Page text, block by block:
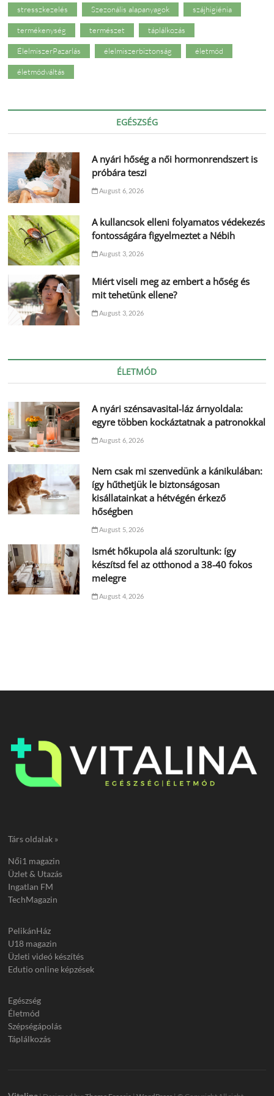
stresszkezelés Szezonális alapanyagok szájhigiénia
termékenység természet táplálkozás
ÉlelmiszerPazarlás élelmiszerbiztonság életmód
életmódváltás
EGÉSZSÉG
A nyári hőség a női hormonrendszert is
próbára teszi
August 6, 2026
A kullancsok elleni folyamatos védekezés
fontosságára figyelmeztet a Nébih
August 3, 2026
Miért viseli meg az embert a hőség és
mit tehetünk ellene?
August 3, 2026
ÉLETMÓD
A nyári szénsavasital-láz árnyoldala:
egyre többen kockáztatnak a patronokkal
August 6, 2026
Nem csak mi szenvedünk a kánikulában:
így hűthetjük le biztonságosan
kisállatainkat a hétvégén érkező
hőségben
August 5, 2026
Ismét hőkupola alá szorultunk: így
készítsd fel az otthonod a 38-40 fokos
melegre
August 4, 2026
Társ oldalak »
Női1 magazin
Üzlet & Utazás
Ingatlan FM
TechMagazin
PelikánHáz
U18 magazin
Üzleti videó készítés
Edutio online képzések
Egészség
Életmód
Szépségápolás
Táplálkozás